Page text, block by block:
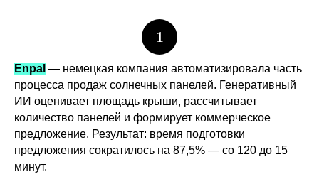
1
Enpal — немецкая компания автоматизировала часть
процесса продаж солнечных панелей. Генеративный
ИИ оценивает площадь крыши, рассчитывает
количество панелей и формирует коммерческое
предложение. Результат: время подготовки
предложения сократилось на 87,5% — со 120 до 15
минут.